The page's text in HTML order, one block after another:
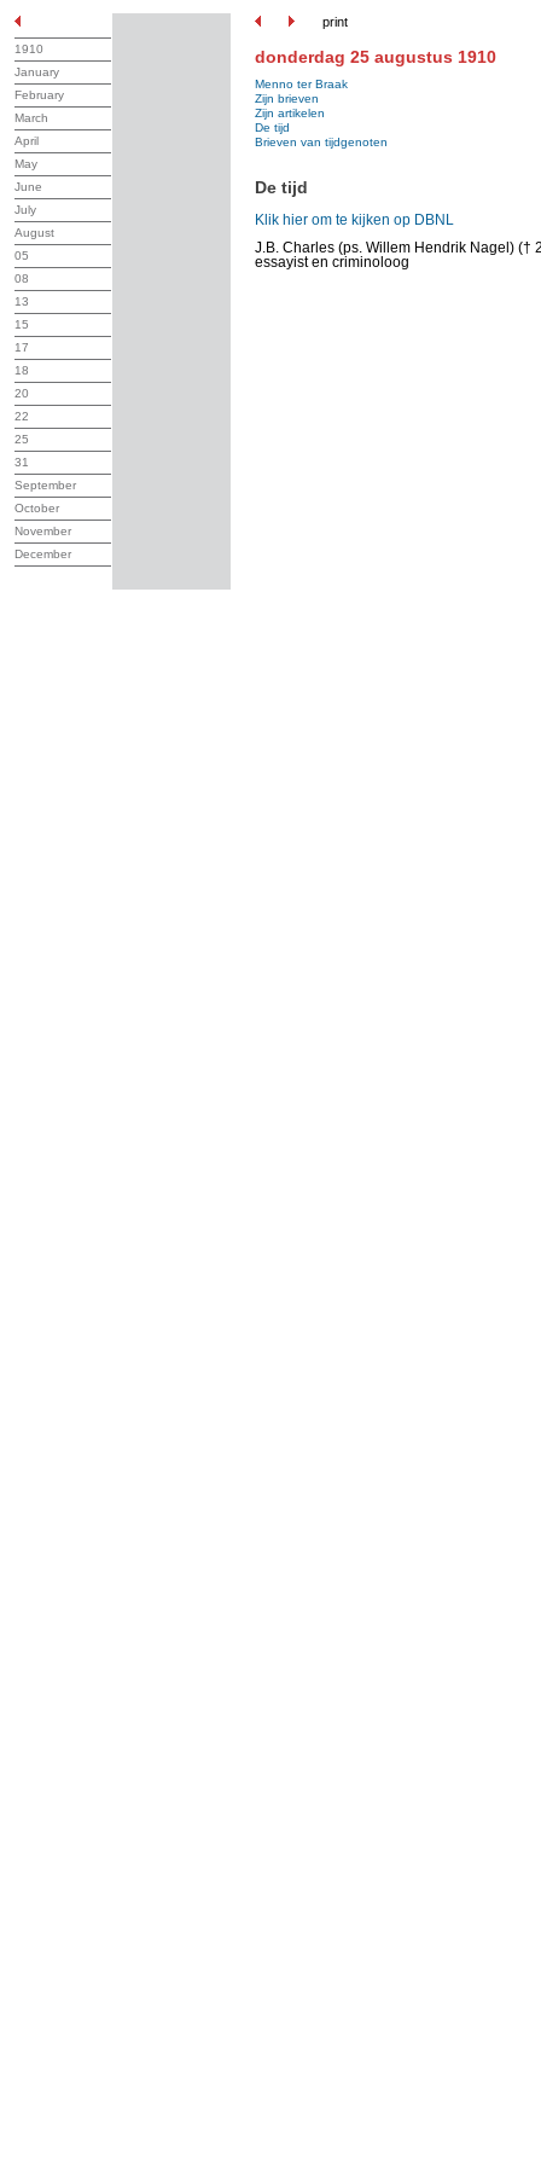
print
1910
January
February
March
April
May
June
July
August
05
08
13
15
17
18
20
22
25
31
September
October
November
December
donderdag 25 augustus 1910
Menno ter Braak
Zijn brieven
Zijn artikelen
De tijd
Brieven van tijdgenoten
De tijd
Klik hier om te kijken op DBNL
J.B. Charles (ps. Willem Hendrik Nagel) (†
essayist en criminoloog